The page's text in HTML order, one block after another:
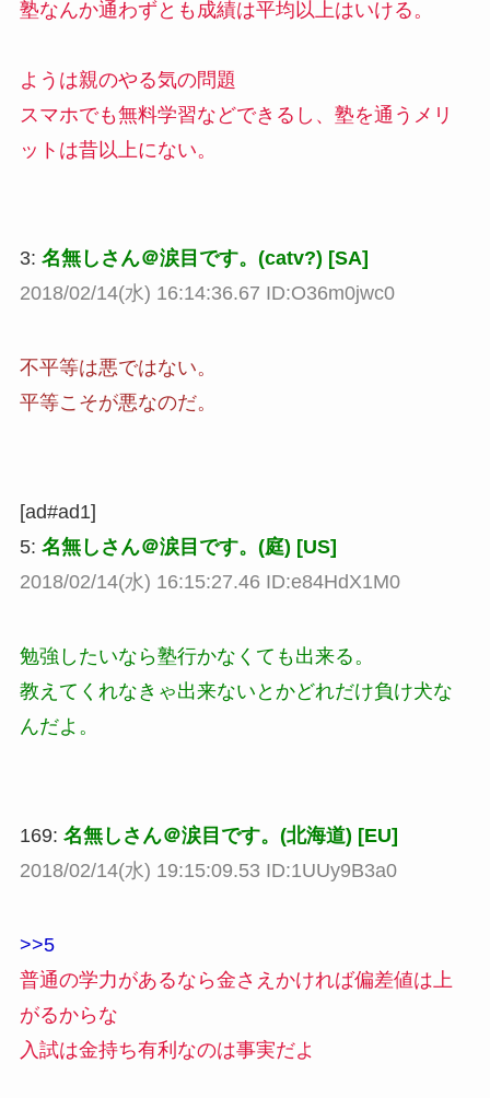
塾なんか通わずとも成績は平均以上はいける。
ようは親のやる気の問題
スマホでも無料学習などできるし、塾を通うメリ
ットは昔以上にない。
3: 名無しさん＠涙目です。(catv?) [SA]
2018/02/14(水) 16:14:36.67 ID:O36m0jwc0
不平等は悪ではない。
平等こそが悪なのだ。
[ad#ad1]
5: 名無しさん＠涙目です。(庭) [US]
2018/02/14(水) 16:15:27.46 ID:e84HdX1M0
勉強したいなら塾行かなくても出来る。
教えてくれなきゃ出来ないとかどれだけ負け犬な
んだよ。
169: 名無しさん＠涙目です。(北海道) [EU]
2018/02/14(水) 19:15:09.53 ID:1UUy9B3a0
>>5
普通の学力があるなら金さえかければ偏差値は上
がるからな
入試は金持ち有利なのは事実だよ